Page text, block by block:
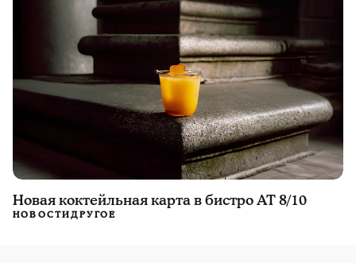
Новая коктейльная карта в бистро AT 8/10
НОВОСТИДРУГОЕ